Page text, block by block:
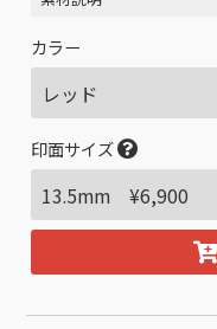
カラー
印面サイズ